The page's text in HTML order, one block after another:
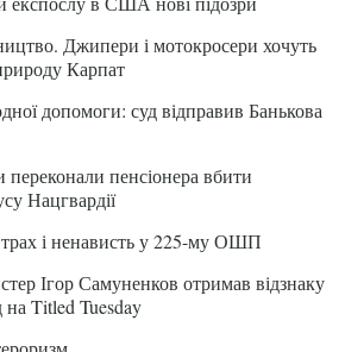
Джипери і мотокросери хочуть
Карпат
допомоги: суд відправив Банькова
переконали пенсіонера вбити
Нацгвардії
і ненависть у 225-му ОШП
Ігор Самуненков отримав відзнаку
на Titled Tuesday